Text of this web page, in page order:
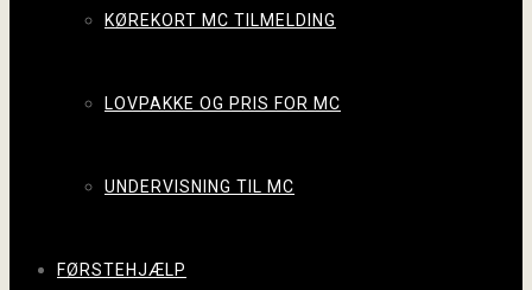
KØREKORT MC TILMELDING
LOVPAKKE OG PRIS FOR MC
UNDERVISNING TIL MC
FØRSTEHJÆLP